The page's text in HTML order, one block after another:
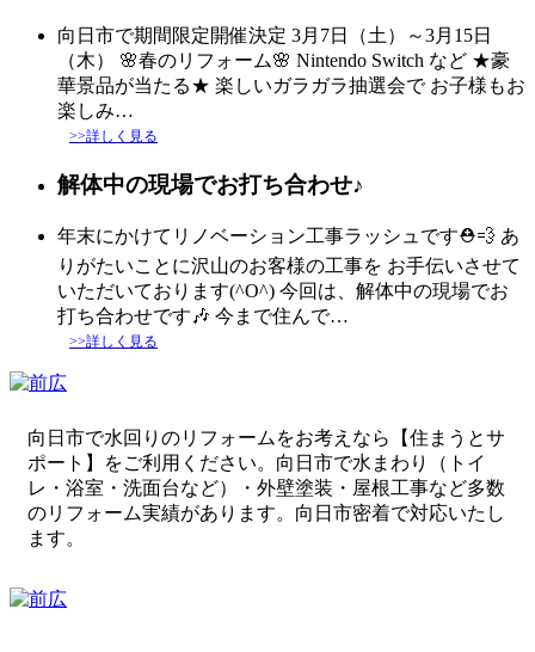
向日市で期間限定開催決定 3月7日（土）～3月15日
（木） 🌸春のリフォーム🌸 Nintendo Switch など ★豪
華景品が当たる★ 楽しいガラガラ抽選会で お子様もお
楽しみ…
>>詳しく見る
解体中の現場でお打ち合わせ♪
年末にかけてリノベーション工事ラッシュです⛑💨 あ
りがたいことに沢山のお客様の工事を お手伝いさせて
いただいております(^O^) 今回は、解体中の現場でお
打ち合わせです🎶 今まで住んで…
>>詳しく見る
向日市で水回りのリフォームをお考えなら【住まうとサ
ポート】をご利用ください。向日市で水まわり（トイ
レ・浴室・洗面台など）・外壁塗装・屋根工事など多数
のリフォーム実績があります。向日市密着で対応いたし
ます。